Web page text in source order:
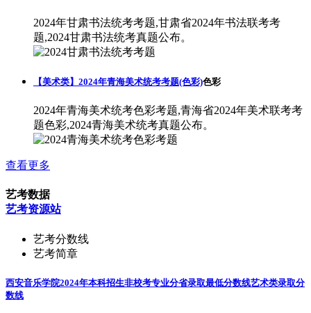
2024年甘肃书法统考考题,甘肃省2024年书法联考考
题,2024甘肃书法统考真题公布。
【美术类】2024年青海美术统考考题(色彩)色彩
2024年青海美术统考色彩考题,青海省2024年美术联考考
题色彩,2024青海美术统考真题公布。
查看更多
艺考数据
艺考资源站
艺考分数线
艺考简章
西安音乐学院2024年本科招生非校考专业分省录取最低分数线艺术类录取分
数线